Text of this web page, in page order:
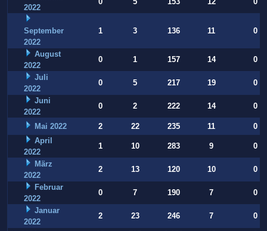
2022
September
2022
1 3 136 11 0
August
2022
0 1 157 14
0
Juli
2022
0 5 217 19
0
Juni
2022
0 2 222 14 0
Mai 2022 2 22 235 11
0
April
2022
1 10 283 9
0
März
2022
2 13 120 10
0
Februar
2022
0 7 190 7
0
Januar
2022
2 23 246 7 0